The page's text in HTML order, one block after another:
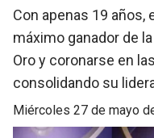
Con apenas 19 años,
máximo ganador de
Oro y coronarse en
consolidando su
miércoles 27 de mayo